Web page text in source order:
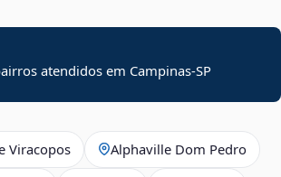
atendidos em Campinas-SP
Viracopos Alphaville Dom Pedro